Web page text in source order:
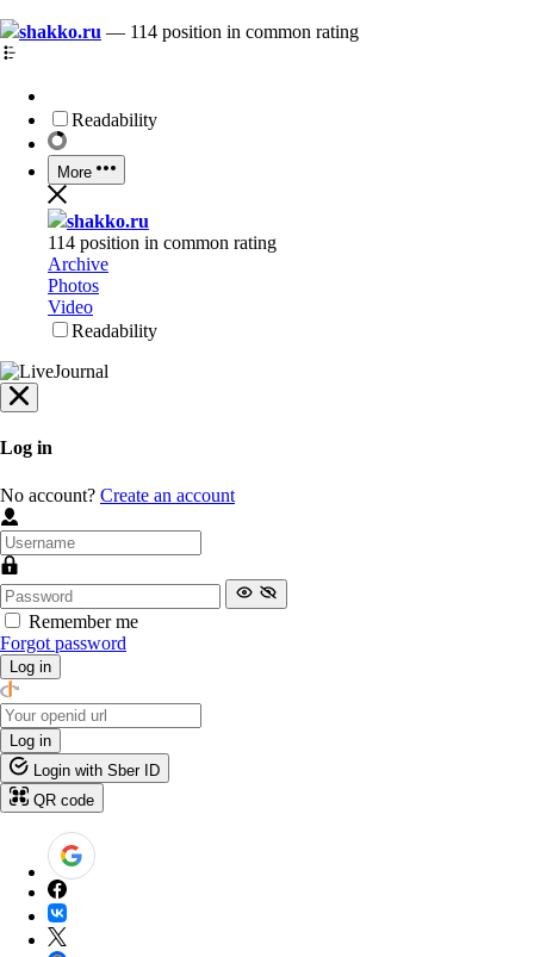
shakko.ru — 114 position in common rating
Readability
More
shakko.ru
114 position in common rating
Archive
Photos
Video
Readability
Log in
No account? Create an account
Remember me
Forgot password
Log in
Log in
Login with Sber ID
QR code